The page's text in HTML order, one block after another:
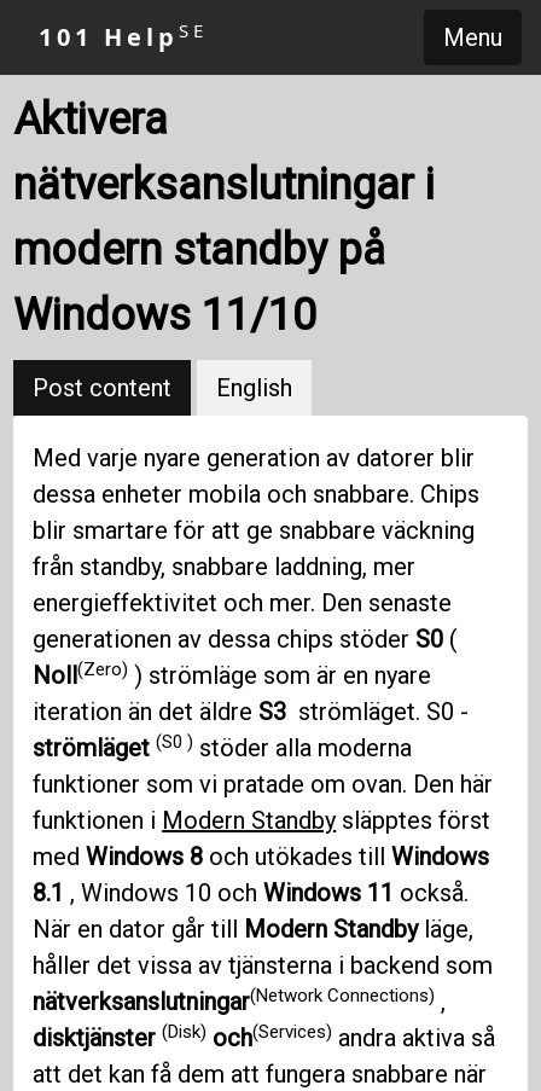
Menu
101 Help SE
Aktivera
nätverksanslutningar i
modern standby på
Windows 11/10
Post content English
Med varje nyare generation av datorer blir
dessa enheter mobila och snabbare. Chips
blir smartare för att ge snabbare väckning
från standby, snabbare laddning, mer
energieffektivitet och mer. Den senaste
generationen av dessa chips stöder S0 (
Noll(Zero) ) strömläge som är en nyare
iteration än det äldre S3 strömläget. S0 -
strömläget(S0 ) stöder alla moderna
funktioner som vi pratade om ovan. Den här
funktionen i Modern Standby släpptes först
medWindows 8 och utökades tillWindows
8.1 , Windows 10 ochWindows 11 också.
När en dator går till Modern Standby läge,
håller det vissa av tjänsterna i backend som
nätverksanslutningar(Network Connections) ,
disktjänster(Disk) och(Services) andra aktiva så
att det kan få dem att fungera snabbare när